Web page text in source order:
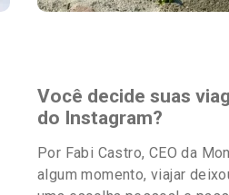
Você decide suas
do Instagram?
Por Fabi Castro, CEO da
algum momento, viajar